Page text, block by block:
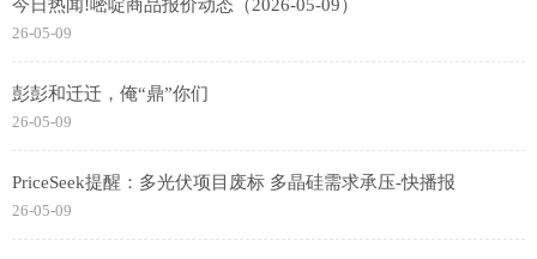
今日热闻!嘧啶商品报价动态（2026-05-09）
26-05-09
彭彭和迁迁，俺“鼎”你们
26-05-09
PriceSeek提醒：多光伏项目废标 多晶硅需求承压-快播报
26-05-09